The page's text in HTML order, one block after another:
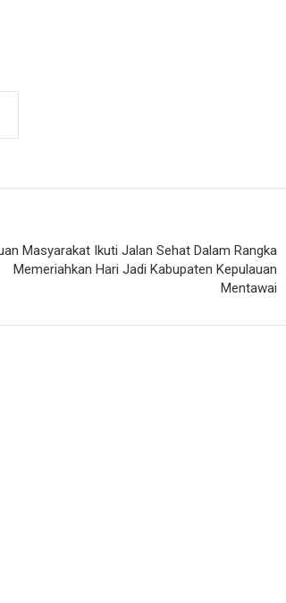
Masyarakat Ikuti Jalan Sehat Dalam Rangka
Memeriahkan Hari Jadi Kabupaten Kepulauan
Mentawai